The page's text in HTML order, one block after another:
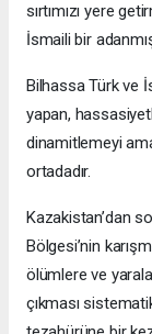
sırtımızı yere
İsmaili bir
Bilhassa Türk ve
yapan,
dinamitlemeyi
ortadadır.
Kazakistan’dan
Bölgesi’nin
ölümlere ve
çıkması